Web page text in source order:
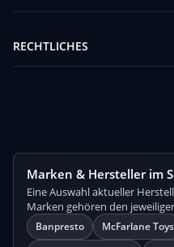
RECHTLICHES
Marken & Hersteller im
Eine Auswahl aktueller
Marken gehören den
Banpresto McFarlane Toys